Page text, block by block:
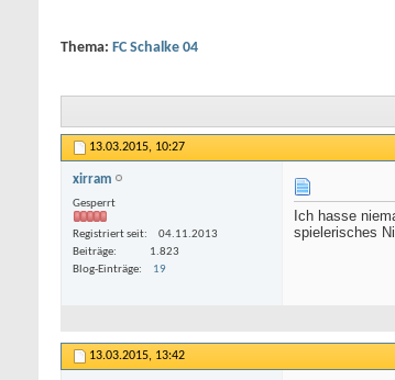
Thema: FC Schalke 04
13.03.2015, 10:27
xirram
Gesperrt
Registriert seit
04.11.2013
Beiträge
1.823
Blog-Einträge
19
Ich hasse
spielerisches
13.03.2015, 13:42